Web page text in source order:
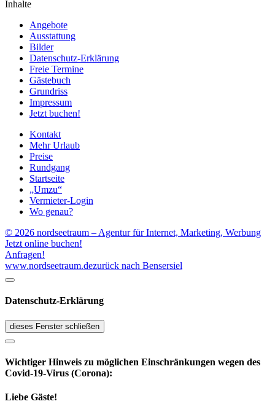
Inhalte
Angebote
Ausstattung
Bilder
Datenschutz-Erklärung
Freie Termine
Gästebuch
Grundriss
Impressum
Jetzt buchen!
Kontakt
Mehr Urlaub
Preise
Rundgang
Startseite
„Umzu“
Vermieter-Login
Wo genau?
© 2026 nordseetraum – Agentur für Internet, Marketing, Werbung
Jetzt online buchen!
Anfragen!
www.nordseetraum.dezurück nach Bensersiel
Datenschutz-Erklärung
dieses Fenster schließen
Wichtiger Hinweis zu möglichen Ein­schränk­ungen wegen des
Covid-19-Virus (Corona):
Liebe Gäste!